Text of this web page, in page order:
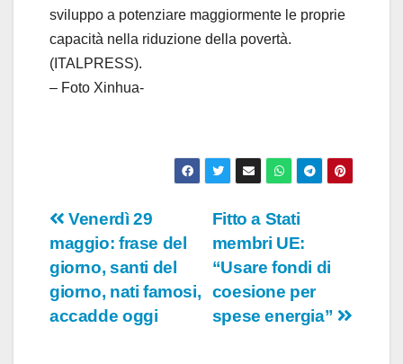
sviluppo a potenziare maggiormente le proprie
capacità nella riduzione della povertà.
(ITALPRESS).
– Foto Xinhua-
Navigazione
articoli
Fitto a Stati
membri UE:
“Usare fondi di
coesione per
spese energia”
Venerdì 29
maggio: frase del
giorno, santi del
giorno, nati famosi,
accadde oggi